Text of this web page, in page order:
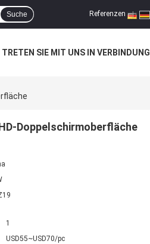
Referenzen |
Suche
TRETEN SIE MIT UNS IN VERBINDUNG
Doppelschirmoberfläche
1
USD55~USD70/pc